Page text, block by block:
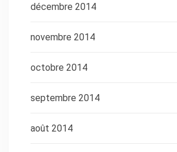
décembre 2014
novembre 2014
octobre 2014
septembre 2014
août 2014